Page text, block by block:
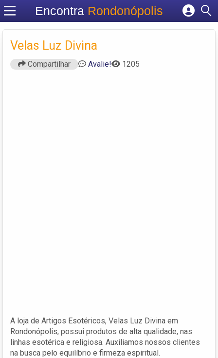
Encontra Rondonópolis
Cadastrar empresa
Velas Luz Divina
Compartilhar Avalie! 1205
A loja de Artigos Esotéricos, Velas Luz Divina em
Rondonópolis, possui produtos de alta qualidade, nas
linhas esotérica e religiosa. Auxiliamos nossos clientes
na busca pelo equilíbrio e firmeza espiritual.